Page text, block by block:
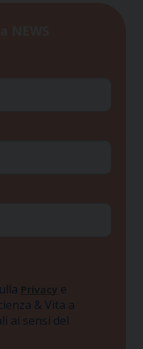
Privacy e
& Vita a
ai sensi del